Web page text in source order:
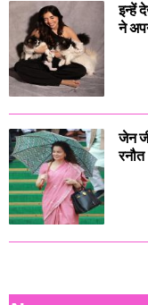
इन्हें
ने
जेन
रनौत